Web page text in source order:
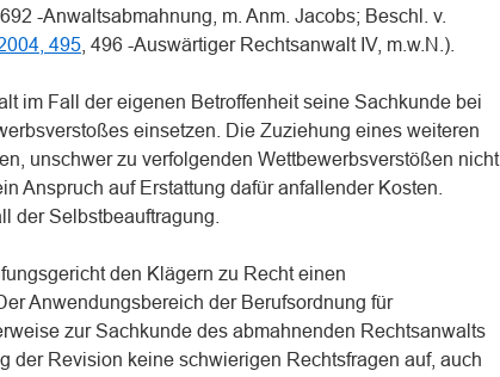
, 692 -Anwaltsabmahnung, m. Anm. Jacobs; Beschl. v.
495 , 496 -Auswärtiger Rechtsanwalt IV, m.w.N.).
im Fall der eigenen Betroffenheit seine Sachkunde bei
einsetzen. Die Zuziehung eines weiteren
unschwer zu verfolgenden Wettbewerbsverstößen nicht
Anspruch auf Erstattung dafür anfallender Kosten.
der Selbstbeauftragung.
den Klägern zu Recht einen
Anwendungsbereich der Berufsordnung für
zur Sachkunde des abmahnenden Rechtsanwalts
der Revision keine schwierigen Rechtsfragen auf, auch